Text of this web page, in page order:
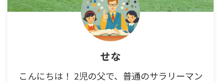
せな
こんにちは！ 2児の父で、普通のサラリーマン